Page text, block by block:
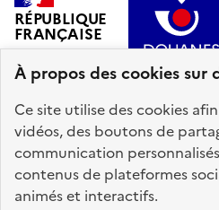
À propos des cookies sur
Ce site utilise des cookies
vidéos, des boutons de
communication
contenus de plateformes
animés et interactifs.
RÉPUBLIQUE
FRANÇAISE
info.gouv.fr
service-
legifrance.gouv.fr